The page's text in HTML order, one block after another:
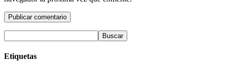
Etiquetas